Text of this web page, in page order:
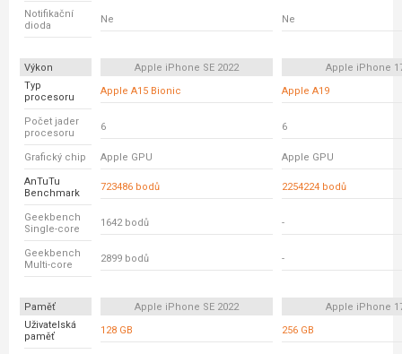
Notifikační
dioda
Ne Ne
Výkon Apple iPhone SE 2022
Apple iPhone
Typ
procesoru
Apple A15 Bionic Apple A19
Počet jader
procesoru
6 6
Grafický chip Apple GPU Apple GPU
AnTuTu
Benchmark
723486 bodů 2254224 bodů
Geekbench
Single-core
1642 bodů -
Geekbench
Multi-core
2899 bodů -
Paměť Apple iPhone SE 2022
Apple iPhone
Uživatelská
paměť
128 GB 256 GB